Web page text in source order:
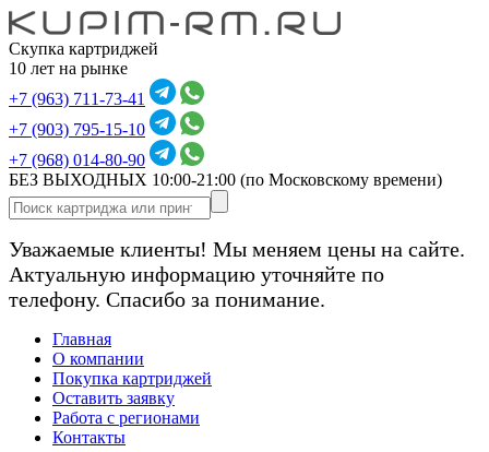
Скупка картриджей
10 лет на рынке
+7 (963) 711-73-41
+7 (903) 795-15-10
+7 (968) 014-80-90
БЕЗ ВЫХОДНЫХ 10:00-21:00 (по Московскому времени)
Уважаемые клиенты! Мы меняем цены на сайте.
Актуальную информацию уточняйте по
телефону. Спасибо за понимание.
Главная
О компании
Покупка картриджей
Оставить заявку
Работа с регионами
Контакты